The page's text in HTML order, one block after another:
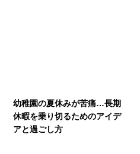
幼稚園の夏休みが苦痛…長期
休暇を乗り切るためのアイデ
アと過ごし方